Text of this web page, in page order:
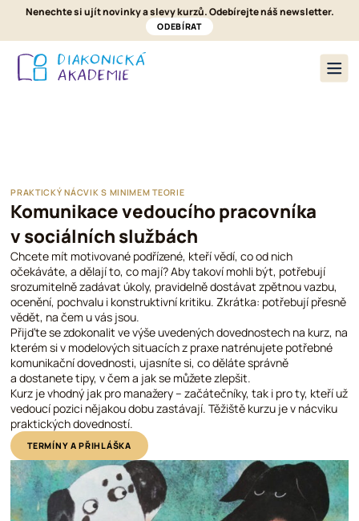
Nenechte si ujít novinky a slevy kurzů. Odebírejte náš newsletter.
ODEBÍRAT
Nabídka kurzů
PRAKTICKÝ NÁCVIK S MINIMEM TEORIE
Komunikace vedoucího pracovníka
v sociálních službách
Chcete mít motivované podřízené, kteří vědí, co od nich
očekáváte, a dělají to, co mají? Aby takoví mohli být, potřebují
srozumitelně zadávat úkoly, pravidelně dostávat zpětnou vazbu,
ocenění, pochvalu i konstruktivní kritiku. Zkrátka: potřebují přesně
vědět, na čem u vás jsou.
Přijďte se zdokonalit ve výše uvedených dovednostech na kurz, na
kterém si v modelových situacích z praxe natrénujete potřebné
komunikační dovednosti, ujasníte si, co děláte správně
a dostanete tipy, v čem a jak se můžete zlepšit.
Kurz je vhodný jak pro manažery – začátečníky, tak i pro ty, kteří už
vedoucí pozici nějakou dobu zastávají. Těžiště kurzu je v nácviku
praktických dovedností.
TERMÍNY A PŘIHLÁŠKA